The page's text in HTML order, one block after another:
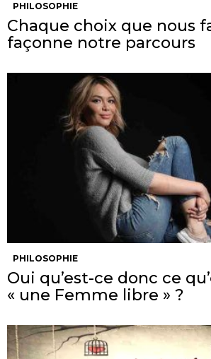
PHILOSOPHIE
Chaque choix que nous
façonne notre parcours
PHILOSOPHIE
Oui qu’est-ce donc ce
« une Femme libre » ?